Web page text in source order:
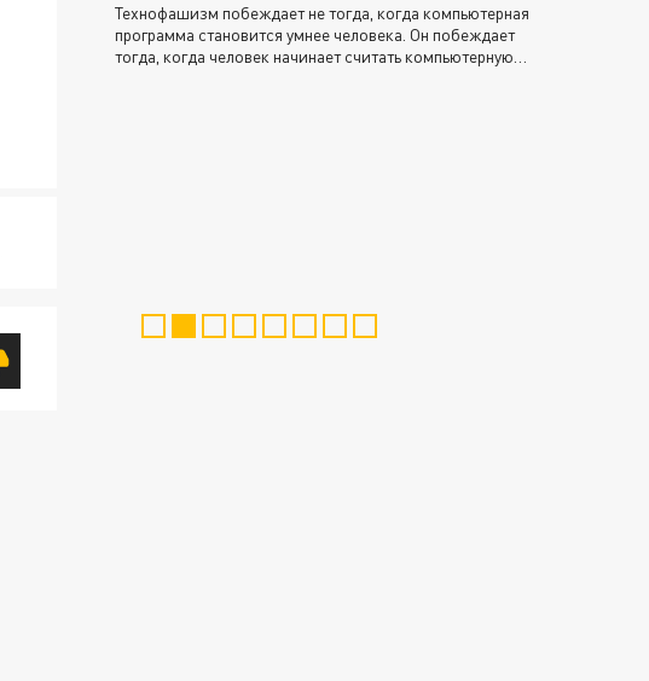
Технофашизм побеждает не тогда, когда компьютерная
программа становится умнее человека. Он побеждает
тогда, когда человек начинает считать компьютерную